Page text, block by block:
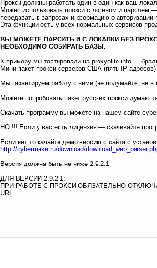
Прокси должны работать один в один как ваш
Можно использовать прокси с логином и паролем
передавать в запросах информацию о авторизации
Эта функции есть у всех нормальных сервисов
ВЫ МОЖЕТЕ ПАРСИТЬ И С ЛОКАЛКИ БЕЗ
НЕОБХОДИМО СОБИРАТЬ БАЗЫ.
К примеру мы тестировали на proxyelite.info —
Мини-пакет прокси-серверов США (пять IP-адресов)
Мы гарантируем работу с ними (не подумайте, не
Можете попробовать пакет русских прокси думаю
Скачать программу вы можете на нашем сайте
НО !!! Если у вас есть лицензия — скачивайте
Если нет то качайте демо версию с сайта с
http://cybermake.ru/download/
Версия должна быть не ниже 2.9.2.1
ДЛЯ ВЕРСИИ 2.9.2.1:
ПРИ РАБОТЕ С ПРОКСИ ОБЯЗАТЕЛЬНО
URL